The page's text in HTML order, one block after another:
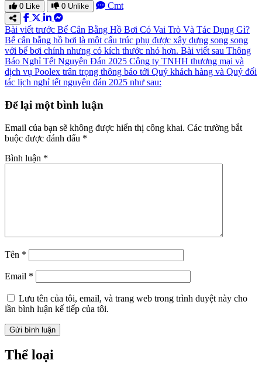
0 Like 0 Unlike Cmt
Bài viết trước Bể Cân Bằng Hồ Bơi Có Vai Trò Và Tác Dụng Gì?
Bể cân bằng hồ bơi là một cấu trúc phụ được xây dựng song song
với bể bơi chính nhưng có kích thước nhỏ hơn. Bài viết sau Thông
Báo Nghỉ Tết Nguyên Đán 2025 Công ty TNHH thương mại và
dịch vụ Poolex trân trọng thông báo tới Quý khách hàng và Quý đối
tác lịch nghỉ tết nguyên đán 2025 như sau:
Để lại một bình luận
Email của bạn sẽ không được hiển thị công khai. Các trường bắt
buộc được đánh dấu *
Bình luận *
Tên *
Email *
Lưu tên của tôi, email, và trang web trong trình duyệt này cho
lần bình luận kế tiếp của tôi.
Thể loại